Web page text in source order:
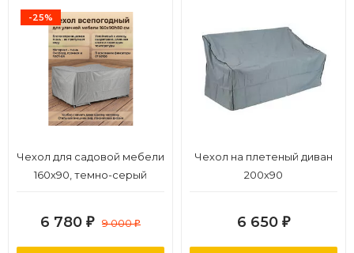
-25%
Чехол для садовой мебели
160х90, темно-серый
6 780 ₽ 9 000₽
Чехол на плетеный диван
200х90
6 650 ₽